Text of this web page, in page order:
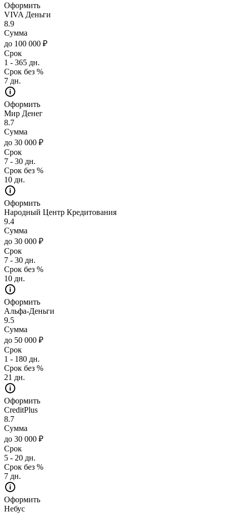
Оформить
VIVA Деньги
8.9
Сумма
до 100 000 ₽
Срок
1 - 365 дн.
Срок без %
7 дн.
Оформить
Мир Денег
8.7
Сумма
до 30 000 ₽
Срок
7 - 30 дн.
Срок без %
10 дн.
Оформить
Народный Центр Кредитования
9.4
Сумма
до 30 000 ₽
Срок
7 - 30 дн.
Срок без %
10 дн.
Оформить
Альфа-Деньги
9.5
Сумма
до 50 000 ₽
Срок
1 - 180 дн.
Срок без %
21 дн.
Оформить
CreditPlus
8.7
Сумма
до 30 000 ₽
Срок
5 - 20 дн.
Срок без %
7 дн.
Оформить
Небус